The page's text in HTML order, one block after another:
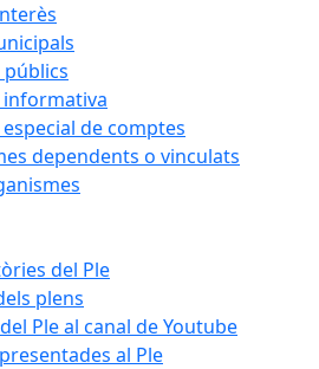
públics
informativa
de comptes
dependents o vinculats
del Ple
plens
Ple al canal de Youtube
al Ple